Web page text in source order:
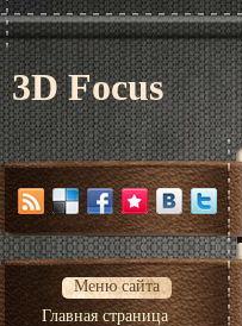
3D Focus
Меню сайта
Главная страница